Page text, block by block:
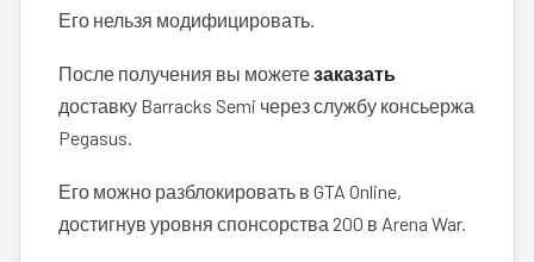
Его нельзя модифицировать.
После получения вы можетезаказать
доставку Barracks Semi через службу консьержа
Pegasus.
Его можно разблокировать в GTA Online,
достигнув уровня спонсорства 200 в Arena War.